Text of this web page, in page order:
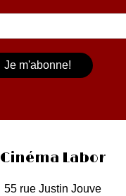
Cinéma Labor
55 rue Justin Jouve